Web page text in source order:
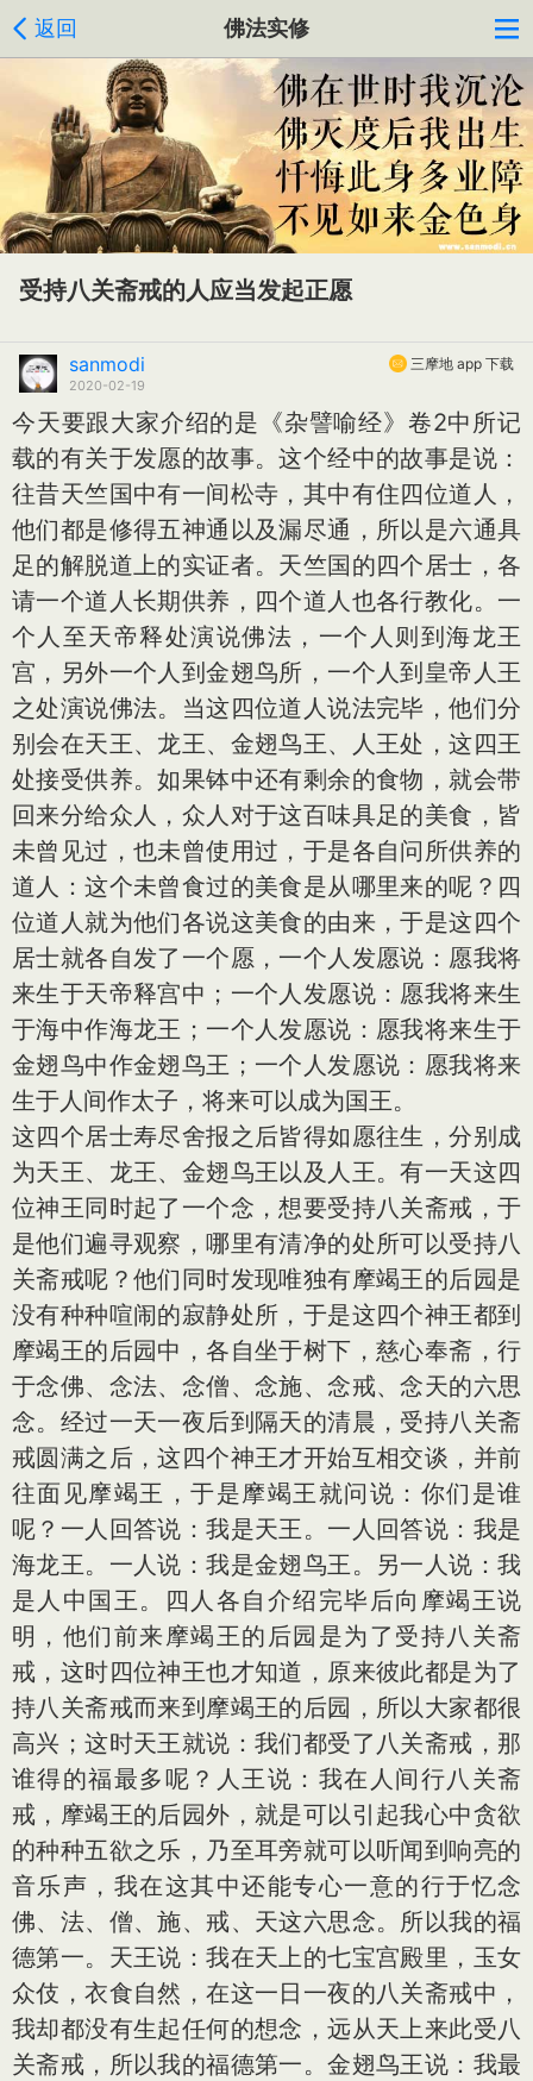
返回 佛法实修
受持八关斋戒的人应当发起正愿
三摩地 app 下载
sanmodi
2020-02-19
今天要跟大家介绍的是《杂譬喻经》卷2中所记
载的有关于发愿的故事。这个经中的故事是说：
往昔天竺国中有一间松寺，其中有住四位道人，
他们都是修得五神通以及漏尽通，所以是六通具
足的解脱道上的实证者。天竺国的四个居士，各
请一个道人长期供养，四个道人也各行教化。一
个人至天帝释处演说佛法，一个人则到海龙王
宫，另外一个人到金翅鸟所，一个人到皇帝人王
之处演说佛法。当这四位道人说法完毕，他们分
别会在天王、龙王、金翅鸟王、人王处，这四王
处接受供养。如果钵中还有剩余的食物，就会带
回来分给众人，众人对于这百味具足的美食，皆
未曾见过，也未曾使用过，于是各自问所供养的
道人：这个未曾食过的美食是从哪里来的呢？四
位道人就为他们各说这美食的由来，于是这四个
居士就各自发了一个愿，一个人发愿说：愿我将
来生于天帝释宫中；一个人发愿说：愿我将来生
于海中作海龙王；一个人发愿说：愿我将来生于
金翅鸟中作金翅鸟王；一个人发愿说：愿我将来
生于人间作太子，将来可以成为国王。
这四个居士寿尽舍报之后皆得如愿往生，分别成
为天王、龙王、金翅鸟王以及人王。有一天这四
位神王同时起了一个念，想要受持八关斋戒，于
是他们遍寻观察，哪里有清净的处所可以受持八
关斋戒呢？他们同时发现唯独有摩竭王的后园是
没有种种喧闹的寂静处所，于是这四个神王都到
摩竭王的后园中，各自坐于树下，慈心奉斋，行
于念佛、念法、念僧、念施、念戒、念天的六思
念。经过一天一夜后到隔天的清晨，受持八关斋
戒圆满之后，这四个神王才开始互相交谈，并前
往面见摩竭王，于是摩竭王就问说：你们是谁
呢？一人回答说：我是天王。一人回答说：我是
海龙王。一人说：我是金翅鸟王。另一人说：我
是人中国王。四人各自介绍完毕后向摩竭王说
明，他们前来摩竭王的后园是为了受持八关斋
戒，这时四位神王也才知道，原来彼此都是为了
持八关斋戒而来到摩竭王的后园，所以大家都很
高兴；这时天王就说：我们都受了八关斋戒，那
谁得的福最多呢？人王说：我在人间行八关斋
戒，摩竭王的后园外，就是可以引起我心中贪欲
的种种五欲之乐，乃至耳旁就可以听闻到响亮的
音乐声，我在这其中还能专心一意的行于忆念
佛、法、僧、施、戒、天这六思念。所以我的福
德第一。天王说：我在天上的七宝宫殿里，玉女
众伎，衣食自然，在这一日一夜的八关斋戒中，
我却都没有生起任何的想念，远从天上来此受八
关斋戒，所以我的福德第一。金翅鸟王说：我最